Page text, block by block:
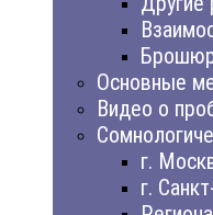
Основные
Видео о
г.
г.